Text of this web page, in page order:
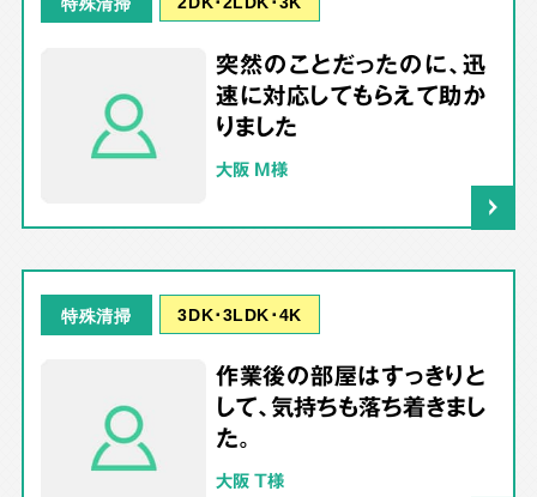
突然のことだったのに、迅
速に対応してもらえて助か
りました
大阪 M様
特殊清掃 3DK･3LDK･4K
作業後の部屋はすっきりと
して、気持ちも落ち着きまし
た。
大阪 T様